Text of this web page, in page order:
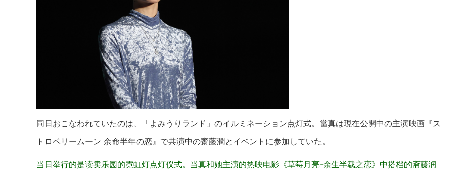
同日おこなわれていたのは、「よみうりランド」のイルミネーション点灯式。當真は現在公開中の主演映画『ス
トロベリームーン 余命半年の恋』で共演中の齋藤潤とイベントに参加していた。
当日举行的是读卖乐园的霓虹灯点灯仪式。当真和她主演的热映电影《草莓月亮-余生半载之恋》中搭档的斋藤润